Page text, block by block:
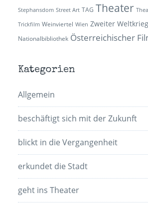
Stephansdom Street Art TAG Theater
Trickfilm Weinviertel Wien Zweiter Weltkrieg
Nationalbibliothek Österreichischer
Kategorien
Allgemein
beschäftigt sich mit der Zukunft
blickt in die Vergangenheit
erkundet die Stadt
geht ins Theater